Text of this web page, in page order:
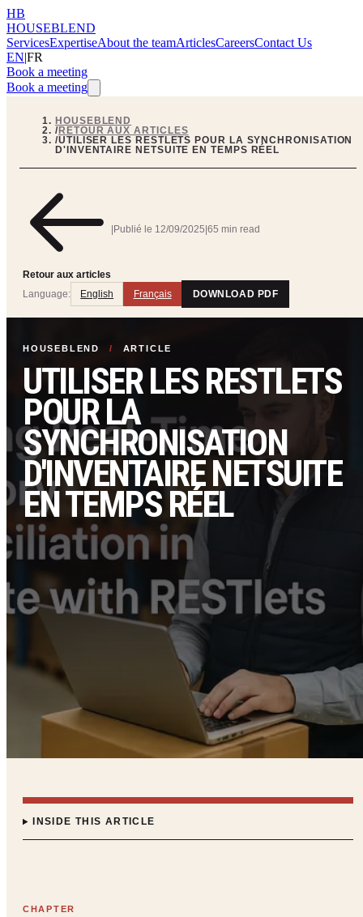
HB
HOUSEBLEND
ServicesExpertiseAbout the teamArticlesCareersContact Us
EN|FR
Book a meeting
Book a meeting
HOUSEBLEND
/RETOUR AUX ARTICLES
/UTILISER LES RESTLETS POUR LA SYNCHRONISATION
D'INVENTAIRE NETSUITE EN TEMPS RÉEL
Retour aux articles
Publié le 12/09/2025 65 min read
Language: English Français DOWNLOAD PDF
HOUSEBLEND / ARTICLE
UTILISER LES RESTLETS
POUR LA
SYNCHRONISATION
D'INVENTAIRE NETSUITE
EN TEMPS RÉEL
INSIDE THIS ARTICLE